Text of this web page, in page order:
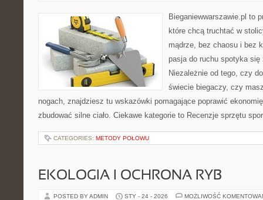
Bieganiewwarszawie.pl to
które chcą truchtać w
mądrze, bez chaosu i bez
pasja do ruchu spotyka
Niezależnie od tego, czy
świecie biegaczy, czy
nogach, znajdziesz tu wskazówki pomagające poprawić
zbudować silne ciało. Ciekawe kategorie to Recenzje sprzętu
CATEGORIES: METODY POŁOWU
EKOLOGIA I OCHRONA RYB
POSTED BY ADMIN STY - 24 - 2026 MOŻLIWOŚĆ